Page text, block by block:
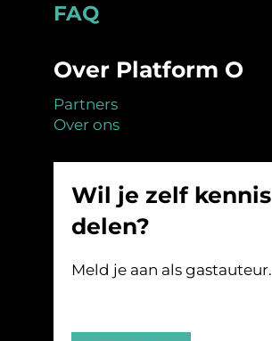
Footer
FAQ
Over Platform O
Partners
Over ons
Wil je zelf kennis
delen?
Meld je aan als gastauteur.